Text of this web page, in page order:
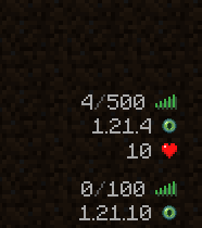
4 / 500
1.21.4
10
0/ 100
1.21.10